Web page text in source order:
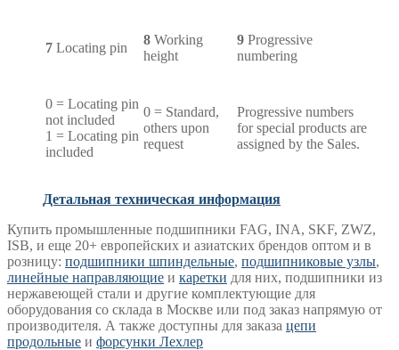
7 Locating pin
8 Working
height
9 Progressive
numbering
0 = Locating pin
not included
1 = Locating pin
included
0 = Standard,
others upon
request
Progressive numbers
for special products are
assigned by the Sales.
Детальная техническая информация
Купить промышленные подшипники FAG, INA, SKF, ZWZ,
ISB, и еще 20+ европейских и азиатских брендов оптом и в
розницу: подшипники шпиндельные, подшипниковые узлы,
линейные направляющие и каретки для них, подшипники из
нержавеющей стали и другие комплектующие для
оборудования со склада в Москве или под заказ напрямую от
производителя. А также доступны для заказа цепи
продольные и форсунки Лехлер